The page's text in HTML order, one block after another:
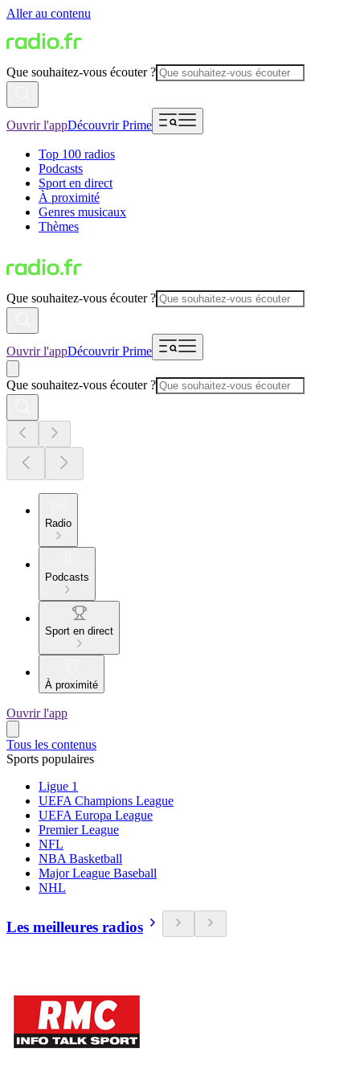
Aller au contenu
Que souhaitez-vous écouter ?
Ouvrir l'appDécouvrir Prime
Top 100 radios
Podcasts
Sport en direct
À proximité
Genres musicaux
Thèmes
Que souhaitez-vous écouter ?
Ouvrir l'appDécouvrir Prime
Que souhaitez-vous écouter ?
Radio
Podcasts
Sport en direct
À proximité
Ouvrir l'app
Tous les contenus
Sports populaires
Ligue 1
UEFA Champions League
UEFA Europa League
Premier League
NFL
NBA Basketball
Major League Baseball
NHL
Les meilleures radios